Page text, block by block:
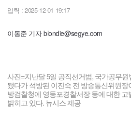
입력 : 2025-12-01 19:17
이동준 기자 blondie@segye.com
사진=지난달 5일 공직선거법, 국가공무
됐다가 석방된 이진숙 전 방송통신위원
방검찰청에 영등포경찰서장 등에 대한
밝히고 있다. 뉴시스 제공